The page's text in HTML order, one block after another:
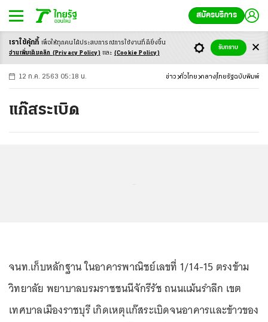
สมัครบริการ
-ก ก ก+
12 ก.ค. 2563 05:18 น. ข่าว ทั่วไทย กลาง ไทยรัฐฉบับพิมพ์
แก๊สระเบิด
จนท.เก็บหลักฐาน ในอาคารพาณิชย์เลขที่ 1/14-15 ตรงข้าม
วิทยาลัย พยาบาลบรมราชชนนีจักรีรัช ถนนแม้นรำลึก เขต
เทศบาลเมืองราชบุรี เกิดเหตุแก๊สระเบิดจนอาคารและข้าวของ
เราใช้คุ้กกี้ เพื่อให้ทุกคนได้ประสบการณ์การใช้งานที่ดียิ่งขึ้น
อ่านเพิ่มเติมคลิก (Privacy Policy) และ (Cookie Policy)
รับทราบ